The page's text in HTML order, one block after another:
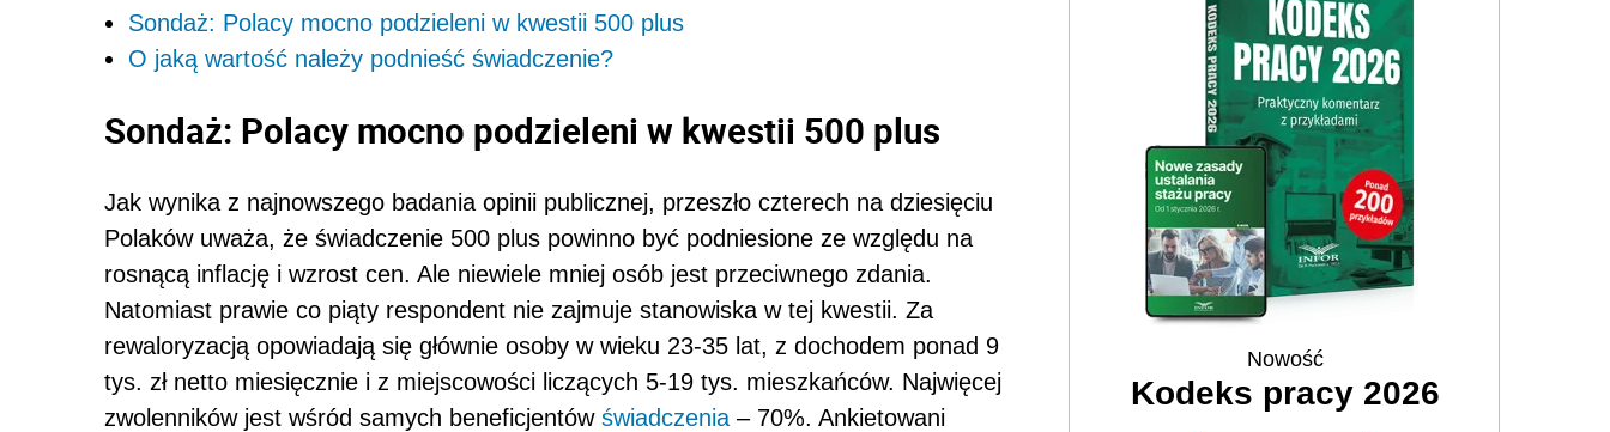
Sondaż: Polacy mocno podzieleni w kwestii 500 plus
O jaką wartość należy podnieść świadczenie?
Sondaż: Polacy mocno podzieleni w kwestii 500 plus
Jak wynika z najnowszego badania opinii publicznej, przeszło czterech na dziesięciu
Polaków uważa, że świadczenie 500 plus powinno być podniesione ze względu na
rosnącą inflację i wzrost cen. Ale niewiele mniej osób jest przeciwnego zdania.
Natomiast prawie co piąty respondent nie zajmuje stanowiska w tej kwestii. Za
rewaloryzacją opowiadają się głównie osoby w wieku 23-35 lat, z dochodem ponad 9
tys. zł netto miesięcznie i z miejscowości liczących 5-19 tys. mieszkańców. Najwięcej
zwolenników jest wśród samych beneficjentów świadczenia – 70%. Ankietowani
Nowość
Kodeks pracy 2026